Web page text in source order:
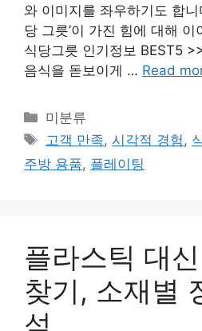
와 이미지를 좌우하기도 합니
당 그릇’이 가진 힘에 대해
식당그릇 인기정보 BEST5
음식을 돋보이게 … Read
Categories
미분류
Tags
고객 만족,시각적 경험,
주방 용품, 플레이팅
플라스틱 대
찾기, 소재별
석